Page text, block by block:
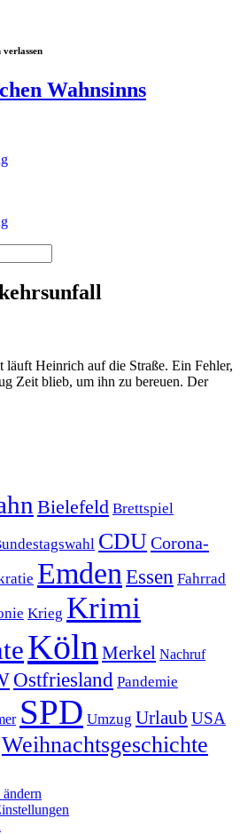
verlassen
Wahnsinns
läuft Heinrich auf die Straße. Ein Fehler,
Zeit blieb, um ihn zu bereuen. Der
Bielefeld Brettspiel
CDUCorona-
Emden Essen Fahrrad
Krieg Krimi
Köln Merkel Nachruf
Ostfriesland Pandemie
SPD Umzug Urlaub USA
Weihnachtsgeschichte